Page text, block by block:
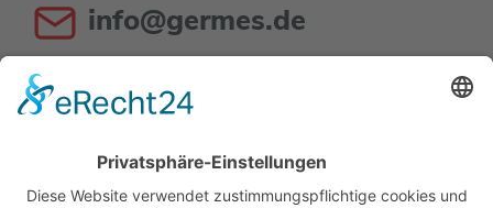
info@germes.de
Fr. 8:00 – 13:00 Uhr